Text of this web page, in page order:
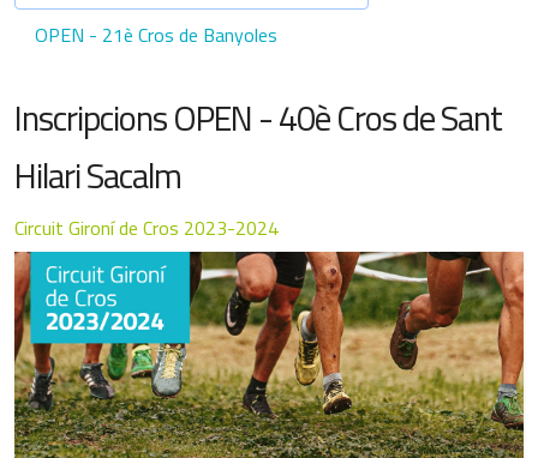
OPEN - 21è Cros de Banyoles
Inscripcions OPEN - 40è Cros de Sant
Hilari Sacalm
Circuit Gironí de Cros 2023-2024